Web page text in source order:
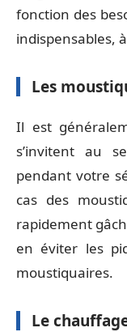
fonction des
indispensables,
Les
Il est
s’invitent au
pendant votre
cas des
rapidement
en éviter les
moustiquaires.
Le